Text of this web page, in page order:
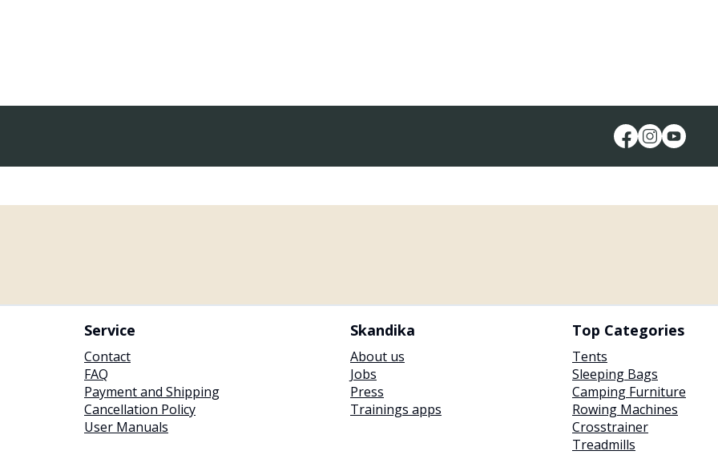
Service
Contact
FAQ
Payment and Shipping
Cancellation Policy
User Manuals
Skandika
About us
Jobs
Press
Trainings apps
Top Categories
Tents
Sleeping Bags
Camping Furniture
Rowing Machines
Crosstrainer
Treadmills